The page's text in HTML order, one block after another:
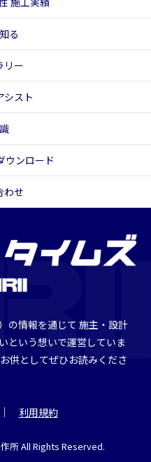
る
リー
シスト
ウンロード
わせ
の情報を通じて 施主・設計
という想いで運営していま
供としてぜひお読みくださ
利用規約
所All Rights Reserved.